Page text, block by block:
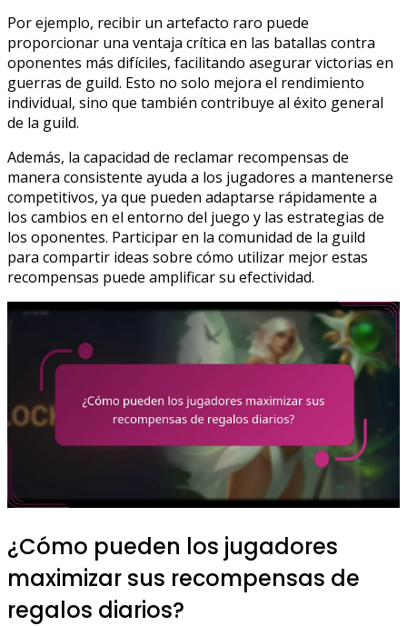
Por ejemplo, recibir un artefacto raro puede
proporcionar una ventaja crítica en las batallas contra
oponentes más difíciles, facilitando asegurar victorias en
guerras de guild. Esto no solo mejora el rendimiento
individual, sino que también contribuye al éxito general
de la guild.
Además, la capacidad de reclamar recompensas de
manera consistente ayuda a los jugadores a mantenerse
competitivos, ya que pueden adaptarse rápidamente a
los cambios en el entorno del juego y las estrategias de
los oponentes. Participar en la comunidad de la guild
para compartir ideas sobre cómo utilizar mejor estas
recompensas puede amplificar su efectividad.
¿Cómo pueden los jugadores
maximizar sus recompensas de
regalos diarios?